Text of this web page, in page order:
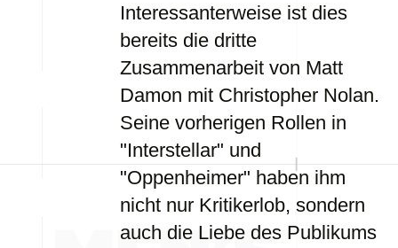
Interessanterweise ist dies
bereits die dritte
Zusammenarbeit von Matt
Damon mit Christopher Nolan.
Seine vorherigen Rollen in
"Interstellar" und
"Oppenheimer" haben ihm
nicht nur Kritikerlob, sondern
auch die Liebe des Publikums